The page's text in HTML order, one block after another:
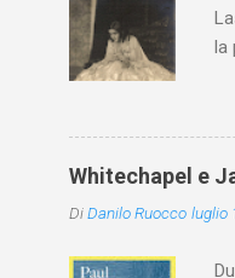
Whitechapel e
DiDanilo Ruocco luglio